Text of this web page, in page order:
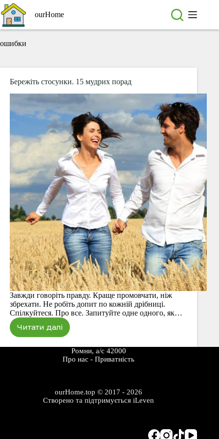
Перейти
до
вмісту
ourHome
ошибки
Бережіть стосунки. 15 мудрих порад
Завжди говоріть правду. Краще промовчати, ніж
збрехати. Не робіть допит по кожній дрібниці.
Спілкуйтеся. Про все. Запитуйте одне одного, як…
Читати далі
Бережіть
15
мудрих
Ромни, а/с 42000
Про наc -Приватність
ourHome.top © 2017 - 2026
Створено та підтримуєтьсяiLeven